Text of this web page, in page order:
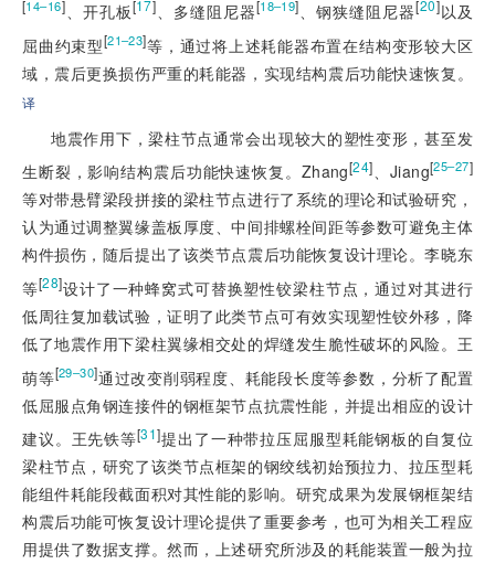
[14–16]、开孔板[17] 、多缝阻尼器[18–19] 、钢狭缝阻尼器[20]以及
屈曲约束型[21–23]等，通过将上述耗能器布置在结构变形较大区
域，震后更换损伤严重的耗能器，实现结构震后功能快速恢复。
译
地震作用下，梁柱节点通常会出现较大的塑性变形，甚至发
生断裂，影响结构震后功能快速恢复。Zhang[24]、Jiang[25–27]
等对带悬臂梁段拼接的梁柱节点进行了系统的理论和试验研究，
认为通过调整翼缘盖板厚度、中间排螺栓间距等参数可避免主体
构件损伤，随后提出了该类节点震后功能恢复设计理论。李晓东
等[28]设计了一种蜂窝式可替换塑性铰梁柱节点，通过对其进行
低周往复加载试验，证明了此类节点可有效实现塑性铰外移，降
低了地震作用下梁柱翼缘相交处的焊缝发生脆性破坏的风险。王
萌等[29–30]通过改变削弱程度、耗能段长度等参数，分析了配置
低屈服点角钢连接件的钢框架节点抗震性能，并提出相应的设计
建议。王先铁等[31]提出了一种带拉压屈服型耗能钢板的自复位
梁柱节点，研究了该类节点框架的钢绞线初始预拉力、拉压型耗
能组件耗能段截面积对其性能的影响。研究成果为发展钢框架结
构震后功能可恢复设计理论提供了重要参考，也可为相关工程应
用提供了数据支撑。然而，上述研究所涉及的耗能装置一般为拉